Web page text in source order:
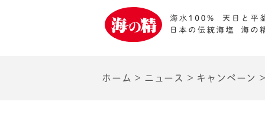
ホーム > ニュース > キャンペーン